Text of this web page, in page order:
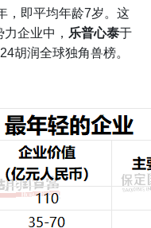
，即平均年龄7岁。这
企业中， 乐普心泰于
胡润全球独角兽榜。